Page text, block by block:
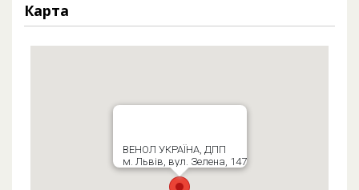
Карта
ВЕНОЛ УКРАЇНА, ДПП
м. Львів, вул. Зелена, 147